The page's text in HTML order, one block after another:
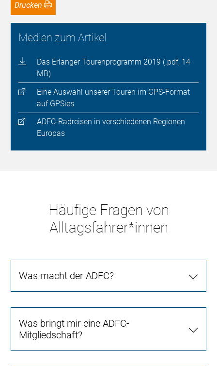
Drucken
Medien zum Artikel
Das Erlanger Tourenprogramm 2019 (.pdf, 14
MB)
Eine Auswahl unserer Touren im GPS-Format
auf GPSies
ADFC-Radreisen in verschiedenen Regionen
Europas
Häufige Fragen von
Alltagsfahrer*innen
Was macht der ADFC?
Was bringt mir eine ADFC-
Mitgliedschaft?